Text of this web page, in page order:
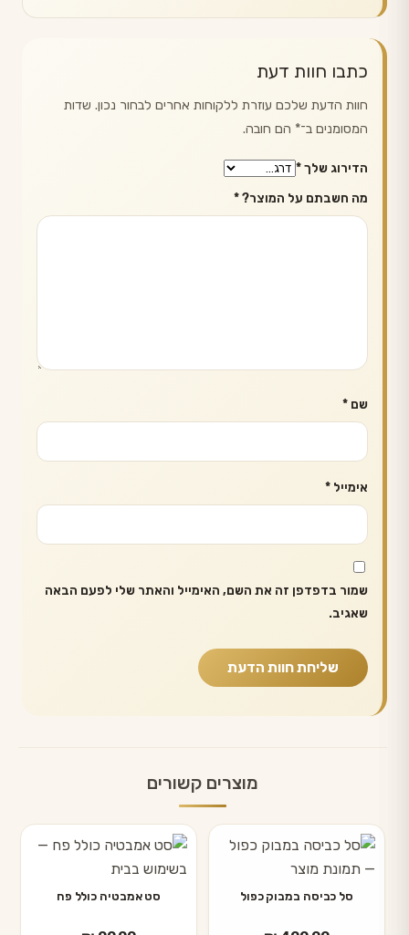
כתבו חוות דעת
חוות הדעת שלכם עוזרת ללקוחות אחרים לבחור נכון. שדות
המסומנים ב־* הם חובה.
הדירוג שלך*
מה חשבתם על המוצר?*
שם *
אימייל *
שמור בדפדפן זה את השם, האימייל והאתר שלי לפעם הבאה
שאגיב.
מוצרים קשורים
סל כביסה במבוק כפול סט אמבטיה כולל פח
למוצר
זה